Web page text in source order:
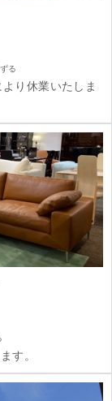
る
り休業いたしま
す。